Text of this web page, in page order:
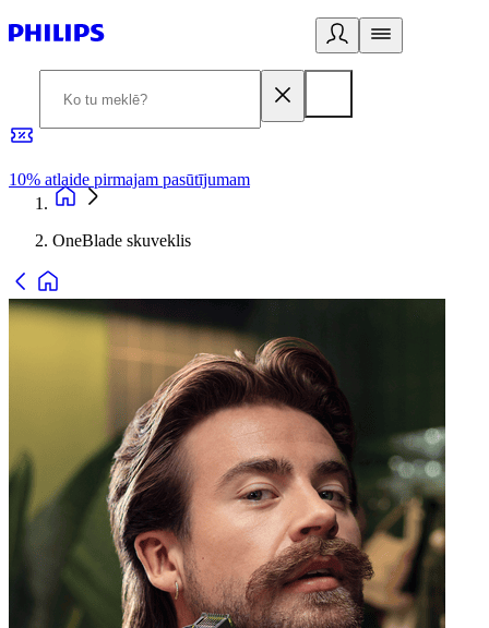
10% atlaide pirmajam pasūtījumam
OneBlade skuveklis